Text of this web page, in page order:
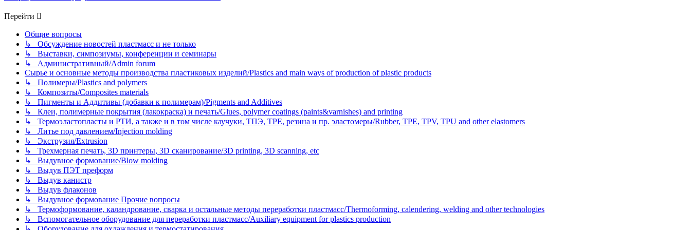
Перейти
Общие вопросы
↳ Обсуждение новостей пластмасс и не только
↳ Выставки, симпозиумы, конференции и семинары
↳ Административный/Admin forum
Сырье и основные методы производства пластиковых изделий/Plastics and main ways of production of plastic products
↳ Полимеры/Plastics and polymers
↳ Композиты/Сomposites materials
↳ Пигменты и Аддитивы (добавки к полимерам)/Pigments and Additives
↳ Клеи, полимерные покрытия (лакокраска) и печать/Glues, polymer coatings (paints&varnishes) and printing
↳ Термоэластопласты и РТИ, а также и в том числе каучуки, ТПЭ, TPE, резина и пр. эластомеры/Rubber, TPE, TPV, TPU and other elastomers
↳ Литье под давлением/Injection molding
↳ Экструзия/Extrusion
↳ Трехмерная печать, 3D принтеры, 3D сканирование/3D printing, 3D scanning, etc
↳ Выдувное формование/Blow molding
↳ Выдув ПЭТ преформ
↳ Выдув канистр
↳ Выдув флаконов
↳ Выдувное формование Прочие вопросы
↳ Термоформование, каландрование, сварка и остальные методы переработки пластмасс/Thermoforming, calendering, welding and other technologies
↳ Вспомогательное оборудование для переработки пластмасс/Auxiliary equipment for plastics production